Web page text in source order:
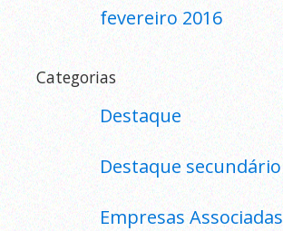
fevereiro 2016
Categorias
Destaque
Destaque secundário
Empresas Associadas